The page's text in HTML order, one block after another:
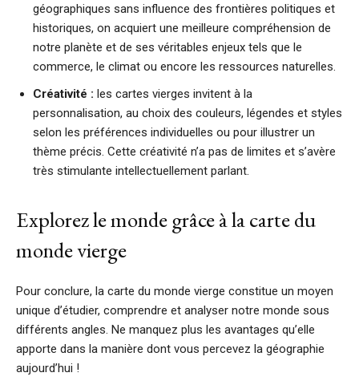
géographiques sans influence des frontières politiques et
historiques, on acquiert une meilleure compréhension de
notre planète et de ses véritables enjeux tels que le
commerce, le climat ou encore les ressources naturelles.
Créativité : les cartes vierges invitent à la
personnalisation, au choix des couleurs, légendes et styles
selon les préférences individuelles ou pour illustrer un
thème précis. Cette créativité n’a pas de limites et s’avère
très stimulante intellectuellement parlant.
Explorez le monde grâce à la carte du
monde vierge
Pour conclure, la carte du monde vierge constitue un moyen
unique d’étudier, comprendre et analyser notre monde sous
différents angles. Ne manquez plus les avantages qu’elle
apporte dans la manière dont vous percevez la géographie
aujourd’hui !